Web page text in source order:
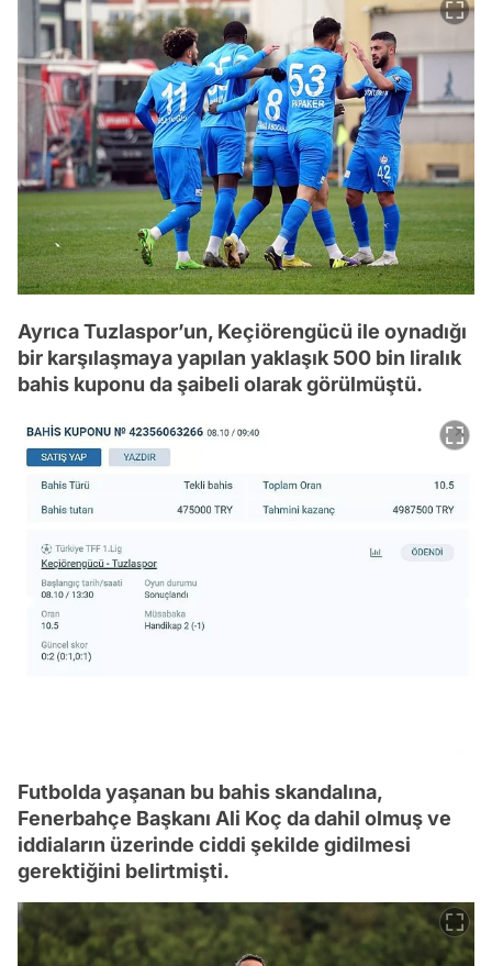
Ayrıca Tuzlaspor’un, Keçiörengücü ile oynadığı
bir karşılaşmaya yapılan yaklaşık 500 bin liralık
bahis kuponu da şaibeli olarak görülmüştü.
Futbolda yaşanan bu bahis skandalına,
Fenerbahçe Başkanı Ali Koç da dahil olmuş ve
iddiaların üzerinde ciddi şekilde gidilmesi
gerektiğini belirtmişti.